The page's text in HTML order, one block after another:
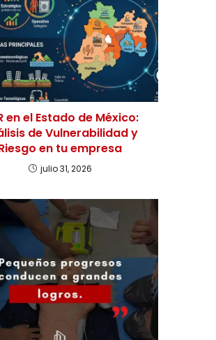
en el Estado de México:
de Vulnerabilidad y
en tu empresa
julio 31, 2026